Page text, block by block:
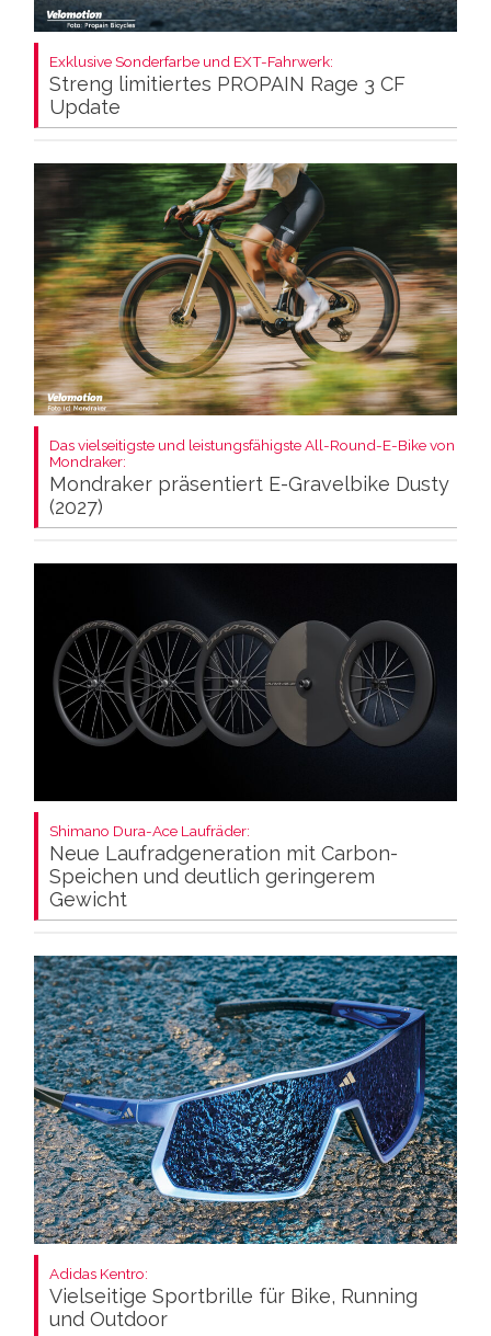
Exklusive Sonderfarbe und EXT-Fahrwerk:
Streng limitiertes PROPAIN Rage 3 CF
Update
Das vielseitigste und leistungsfähigste All-Round-E-Bike von
Mondraker:
Mondraker präsentiert E-Gravelbike Dusty
(2027)
Shimano Dura-Ace Laufräder:
Neue Laufradgeneration mit Carbon-
Speichen und deutlich geringerem
Gewicht
Adidas Kentro:
Vielseitige Sportbrille für Bike, Running
und Outdoor